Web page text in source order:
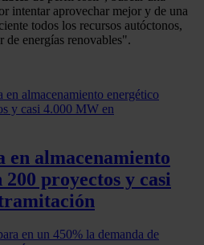
intentar aprovechar mejor y de una
todos los recursos autóctonos,
de energías renovables".
en almacenamiento
proyectos y casi